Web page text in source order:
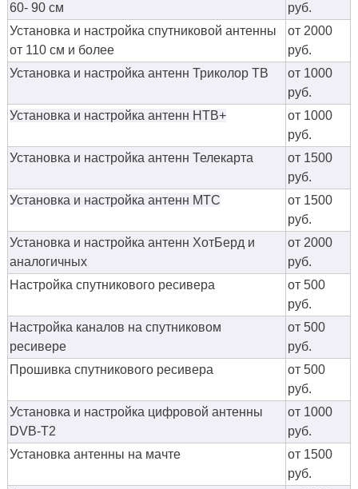
60- 90 см
руб.
Установка и настройка спутниковой антенны
от 110 см и более
от 2000
руб.
Установка и настройка антенн Триколор ТВ
от 1000
руб.
Установка и настройка антенн НТВ+
от 1000
руб.
Установка и настройка антенн Телекарта
от 1500
руб.
Установка и настройка антенн МТС
от 1500
руб.
Установка и настройка антенн ХотБерд и
аналогичных
от 2000
руб.
Настройка спутникового ресивера
от 500
руб.
Настройка каналов на спутниковом
ресивере
от 500
руб.
Прошивка спутникового ресивера
от 500
руб.
Установка и настройка цифровой антенны
DVB-T2
от 1000
руб.
Установка антенны на мачте
от 1500
руб.